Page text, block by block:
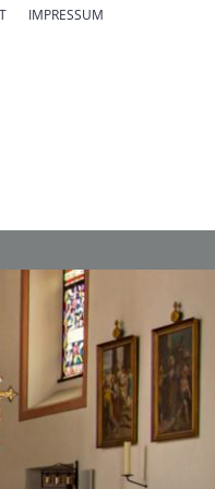
IMPRESSUM